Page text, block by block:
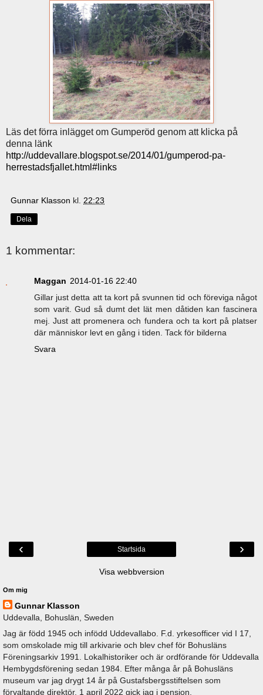
Läs det förra inlägget om Gumperöd genom att klicka på
denna länk
http://uddevallare.blogspot.se/2014/01/gumperod-pa-
herrestadsfjallet.html#links
Gunnar Klasson kl. 22:23
Dela
1 kommentar:
Maggan 2014-01-16 22:40
Gillar just detta att ta kort på svunnen tid och föreviga något
som varit. Gud så dumt det lät men dåtiden kan fascinera
mej. Just att promenera och fundera och ta kort på platser
där människor levt en gång i tiden. Tack för bilderna
Svara
‹ ›
Startsida
Visa webbversion
Om mig
Gunnar Klasson
Uddevalla, Bohuslän, Sweden
Jag är född 1945 och infödd Uddevallabo. F.d. yrkesofficer vid I 17,
som omskolade mig till arkivarie och blev chef för Bohusläns
Föreningsarkiv 1991. Lokalhistoriker och är ordförande för Uddevalla
Hembygdsförening sedan 1984. Efter många år på Bohusläns
museum var jag drygt 14 år på Gustafsbergsstiftelsen som
förvaltande direktör. 1 april 2022 gick jag i pension.